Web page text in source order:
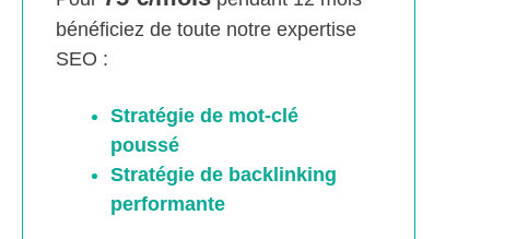
bénéficiez de toute notre expertise
SEO :
Stratégie de mot-clé
poussé
Stratégie de backlinking
performante